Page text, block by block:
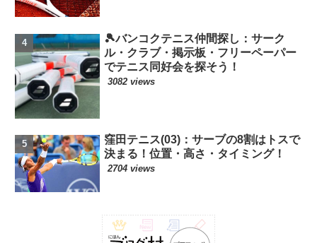
🎾バンコクテニス仲間探し：サーク
ル・クラブ・掲示板・フリーペーパー
でテニス同好会を探そう！
3082 views
窪田テニス(03)：サーブの8割はトスで
決まる！位置・高さ・タイミング！
2704 views